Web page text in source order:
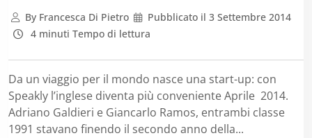
ByFrancesca Di Pietro Pubblicato il 3 Settembre 2014
4 minuti Tempo di lettura
Da un viaggio per il mondo nasce una start-up: con
Speakly l’inglese diventa più conveniente Aprile 2014.
Adriano Galdieri e Giancarlo Ramos, entrambi classe
1991 stavano finendo il secondo anno della...